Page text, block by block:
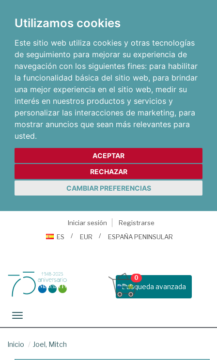
Utilizamos cookies
Este sitio web utiliza cookies y otras tecnologías
de seguimiento para mejorar su experiencia de
navegación con los siguientes fines: para habilitar
la funcionalidad básica del sitio web, para brindar
una mejor experiencia en el sitio web, medir su
interés en nuestros productos y servicios y
personalizar las interacciones de marketing, para
mostrar anuncios que sean más relevantes para
usted.
ACEPTAR
RECHAZAR
CAMBIAR PREFERENCIAS
Iniciar sesión
Registrarse
ES
EUR ESPAÑA PENINSULAR
Busqueda avanzada
0
Toggle navigation
Inicio Joel, Mitch